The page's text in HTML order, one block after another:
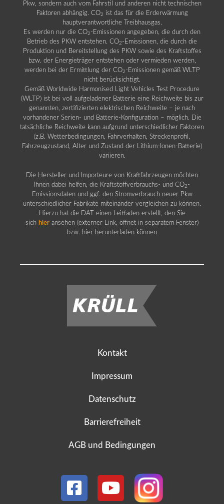
Pkw, sondern auch vom Fahrstil und anderen nicht technischen
Faktoren abhängig. CO2 ist das für die Erderwärmung
hauptverantwortliche Treibhausgas.
Es werden nur die CO2 -Emissionen angegeben, die durch den
Betrieb des PKW entstehen. CO2 -Emissionen, die durch die
Produktion und Bereitstellung des PKW sowie des Kraftstoffes
bzw. der Energieträger entstehen oder vermieden werden,
werden bei der Ermittlung der CO2 -Emissionen gemäß WLTP
nicht berücksichtigt.
Gemäß Worldwide Harmonised Light Vehicles Test Procedure
(WLTP) ist bei voll aufgeladener Batterie eine Reichweite bis zur
genannten, zertifizierten elektrischen Reichweite – je nach
vorhandener Serien- und Batterie-Konfiguration – möglich. Die
tatsächliche Reichweite kann aufgrund unterschiedlicher Faktoren
(z.B. Wetterbedingungen, Fahrverhalten, Streckenprofil,
Fahrzeugzustand, Alter und Zustand der Lithium-Ionen-Batterie)
variieren.
Die Hersteller und Importeure von Kraftfahrzeugen möchten
Ihnen dabei helfen, die Kraftstoffverbrauchs- und CO2 -
Emissionsdaten und ggf. den Stromverbrauch neuer Pkw
unterschiedlicher Fabrikate miteinander vergleichen zu können.
Hierzu hat die DAT einen Leitfaden erstellt, den Sie
sich hier ansehen (externer Link, öffnet in separatem Fenster)
bzw. hier herunterladen können
Kontakt
Impressum
Datenschutz
Barrierefreiheit
AGB und Bedingungen